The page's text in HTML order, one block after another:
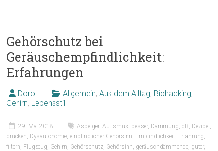
Gehörschutz bei
Geräuschempfindlichkeit:
Erfahrungen
Doro Allgemein,Aus dem Alltag, Biohacking,
Gehirn, Lebensstil
29. Mai 2018 Asperger,Autismus, besser, Dämmung, dB, Dezibel ,
drücken, Dysautonomie,empfindlicher Gehörsinn, Empfindlichkeit, Erfahrung,
filtern, Flugzeug, Gehirn, Gehörschutz, Gehörsinn, geräuschdämmende, guter,